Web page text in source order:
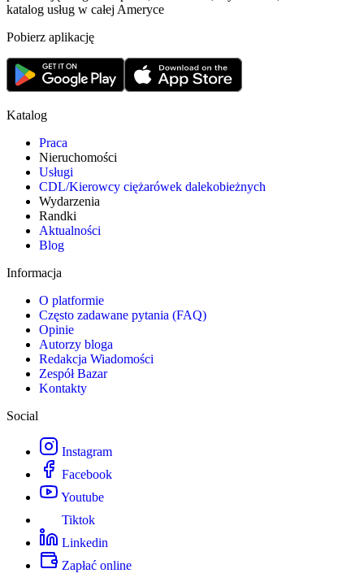
katalog usług w całej Ameryce
Pobierz aplikację
Katalog
Praca
Nieruchomości
Usługi
CDL/Kierowcy ciężarówek dalekobieżnych
Wydarzenia
Randki
Aktualności
Blog
Informacja
O platformie
Często zadawane pytania (FAQ)
Opinie
Autorzy bloga
Redakcja Wiadomości
Zespół Bazar
Kontakty
Social
Instagram
Facebook
Youtube
Tiktok
Linkedin
Zapłać online